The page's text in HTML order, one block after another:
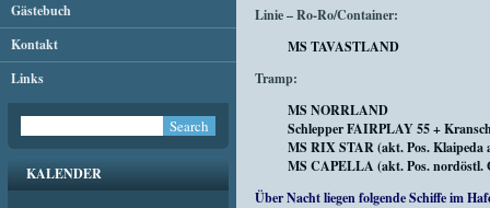
Gästebuch
Kontakt
Links
KALENDER
Linie – Ro-Ro/Container:
MS TAVASTLAND
Tramp:
MS NORRLAND
Schlepper FAIRPLAY 55 +
MS RIX STAR (akt. Pos. Klaipeda
MS CAPELLA (akt. Pos. nordöstl.
Über Nacht liegen folgende Schiffe im